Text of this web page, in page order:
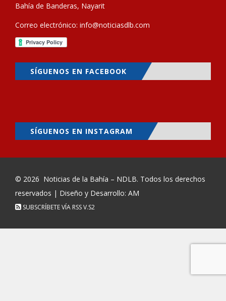
Bahía de Banderas, Nayarit
Correo electrónico: info@noticiasdlb.com
SÍGUENOS EN FACEBOOK
SÍGUENOS EN INSTAGRAM
© 2026 Noticias de la Bahía – NDLB. Todos los derechos
reservados | Diseño y Desarrollo: AM
SUBSCRÍBETE VÍA RSSV.S2